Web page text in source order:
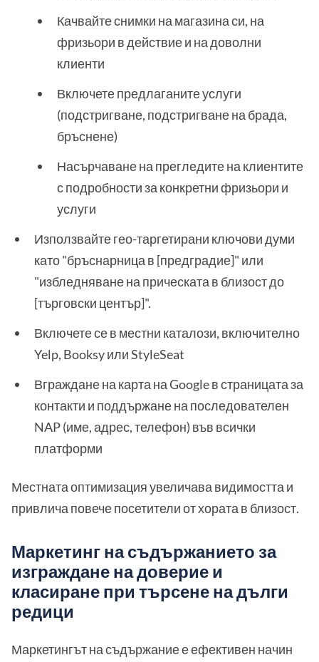
Качвайте снимки на магазина си, на
фризьори в действие и на доволни
клиенти
Включете предлаганите услуги
(подстригване, подстригване на брада,
бръснене)
Насърчаване на прегледите на клиентите
с подробности за конкретни фризьори и
услуги
Използвайте гео-таргетирани ключови думи
като "бръснарница в [предградие]" или
"избледняване на прическата в близост до
[търговски център]".
Включете се в местни каталози, включително
Yelp, Booksy или StyleSeat
Вграждане на карта на Google в страницата за
контакти и поддържане на последователен
NAP (име, адрес, телефон) във всички
платформи
Местната оптимизация увеличава видимостта и
привлича повече посетители от хората в близост.
Маркетинг на съдържанието за
изграждане на доверие и
класиране при търсене на дълги
редици
Маркетингът на съдържание е ефективен начин